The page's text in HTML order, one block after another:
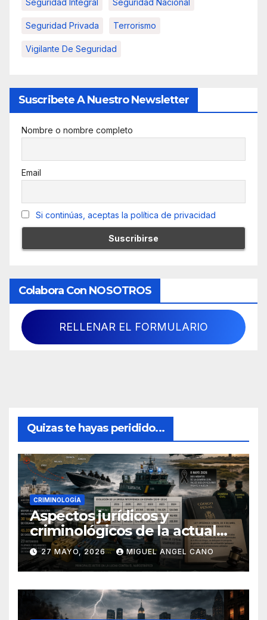
Seguridad Integral Seguridad Nacional
Seguridad Privada Terrorismo
Vigilante De Seguridad
Suscribete A Nuestro Newsletter
Nombre o nombre completo
Email
Si continúas, aceptas la política de privacidad
Colabora Con NOSOTROS
RELLENAR EL FORMULARIO
Quizas te hayas peridido...
CRIMINOLOGÍA
Aspectos jurídicos y
criminológicos de la actual
lucha contra el narcotráfico
en el sur de España
27 MAYO, 2026 MIGUEL ANGEL CANO